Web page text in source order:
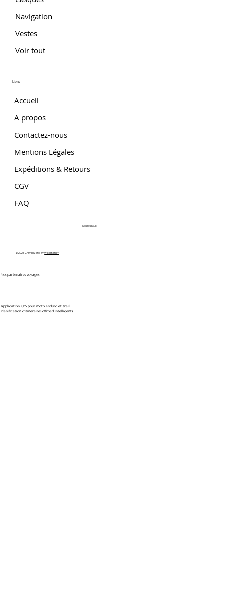
Navigation
Vestes
Voir tout
Liens
Accueil
A propos
Contactez-nous
Mentions Légales
Expéditions & Retours
CGV
FAQ
Nos partenaires voyages
Application GPS pour moto enduro et trail
Planification d'itinéraires offroad intelligents
© 2025 Gravel Moto. byWixomatic™
Nos réseaux